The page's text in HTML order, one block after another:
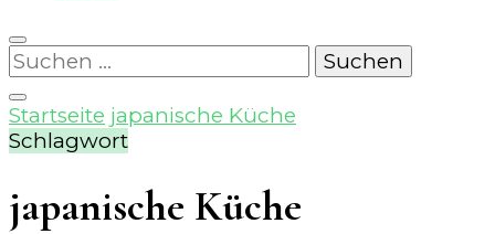
Suchen
nach:
Startseite japanische Küche
Schlagwort
japanische Küche